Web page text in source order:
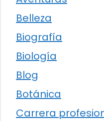
Belleza
Biografía
Biología
Blog
Botánica
Carrera